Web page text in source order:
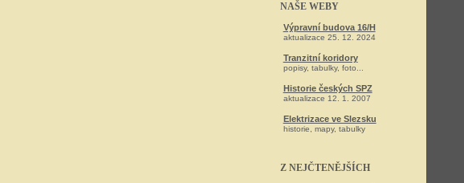
NAŠE WEBY
Výpravní budova 16/H
aktualizace 25. 12. 2024
Tranzitní koridory
popisy, tabulky, foto...
Historie českých SPZ
aktualizace 12. 1. 2007
Elektrizace ve Slezsku
historie, mapy, tabulky
Z NEJČTENĚJŠÍCH